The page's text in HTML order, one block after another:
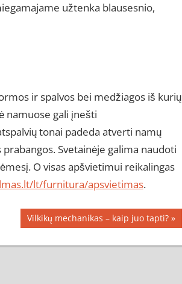
užtenka blausesnio,
ir spalvos bei medžiagos iš kurių
namuose gali įnešti
tonai padeda atverti namų
Svetainėje galima naudoti
O visas apšvietimui reikalingas
lt/furnitura/apsvietimas.
Next
Post:
Vilkikų mechanikas – kaip juo tapti?